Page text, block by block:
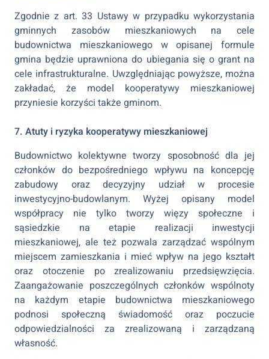
Zgodnie z art. 33 Ustawy w przypadku wykorzystania
gminnych zasobów mieszkaniowych na cele
budownictwa mieszkaniowego w opisanej formule
gmina będzie uprawniona do ubiegania się o grant na
cele infrastrukturalne. Uwzględniając powyższe, można
zakładać, że model kooperatywy mieszkaniowej
przyniesie korzyści także gminom.
7. Atuty i ryzyka kooperatywy mieszkaniowej
Budownictwo kolektywne tworzy sposobność dla jej
członków do bezpośredniego wpływu na koncepcję
zabudowy oraz decyzyjny udział w procesie
inwestycyjno-budowlanym. Wyżej opisany model
współpracy nie tylko tworzy więzy społeczne i
sąsiedzkie na etapie realizacji inwestycji
mieszkaniowej, ale też pozwala zarządzać wspólnym
miejscem zamieszkania i mieć wpływ na jego kształt
oraz otoczenie po zrealizowaniu przedsięwzięcia.
Zaangażowanie poszczególnych członków wspólnoty
na każdym etapie budownictwa mieszkaniowego
podnosi społeczną świadomość oraz poczucie
odpowiedzialności za zrealizowaną i zarządzaną
własność.